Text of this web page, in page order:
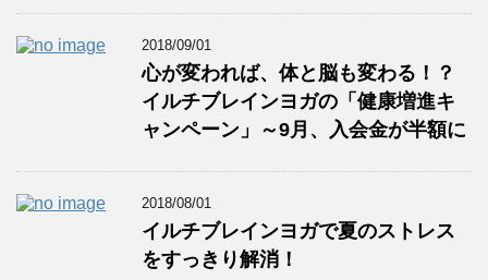
2018/09/01
心が変われば、体と脳も変わる！？
イルチブレインヨガの「健康増進キ
ャンペーン」～9月、入会金が半額に
2018/08/01
イルチブレインヨガで夏のストレス
をすっきり解消！